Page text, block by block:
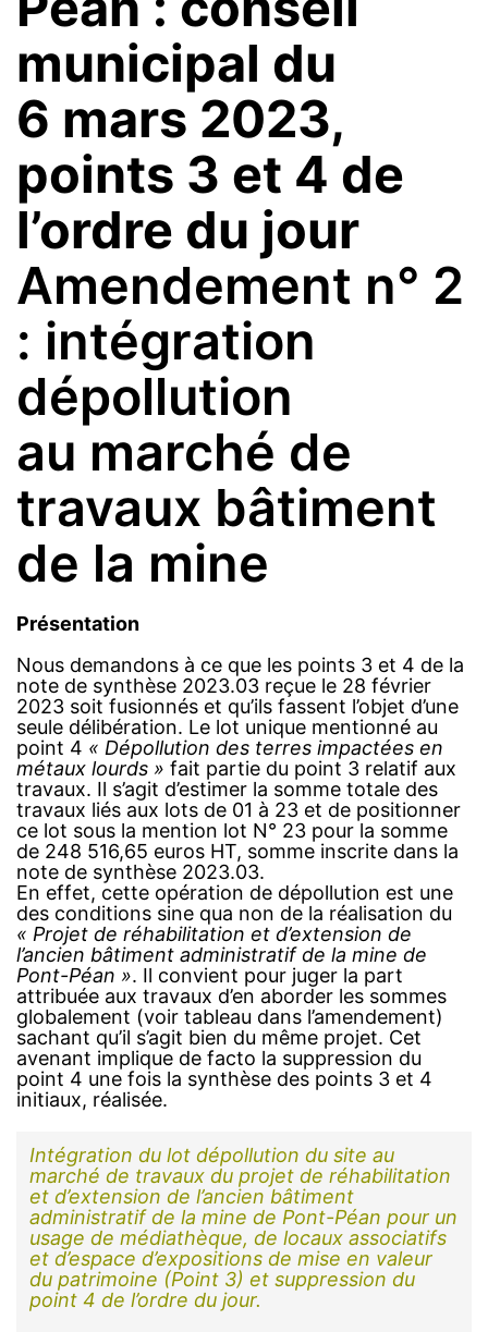
municipal du
6 mars 2023,
points 3 et 4 de
l’ordre du jour
Amendement n° 2
: intégration
dépollution
au marché de
travaux bâtiment
de la mine
Présentation
Nous demandons à ce que les points 3 et 4 de la
note de synthèse 2023.03 reçue le 28 février
2023 soit fusionnés et qu’ils fassent l’objet d’une
seule délibération. Le lot unique mentionné au
point 4 « Dépollution des terres impactées en
métaux lourds » fait partie du point 3 relatif aux
travaux. Il s’agit d’estimer la somme totale des
travaux liés aux lots de 01 à 23 et de positionner
ce lot sous la mention lot N° 23 pour la somme
de 248 516,65 euros HT, somme inscrite dans la
note de synthèse 2023.03.
En effet, cette opération de dépollution est une
des conditions sine qua non de la réalisation du
« Projet de réhabilitation et d’extension de
l’ancien bâtiment administratif de la mine de
Pont-Péan ». Il convient pour juger la part
attribuée aux travaux d’en aborder les sommes
globalement (voir tableau dans l’amendement)
sachant qu’il s’agit bien du même projet. Cet
avenant implique de facto la suppression du
point 4 une fois la synthèse des points 3 et 4
initiaux, réalisée.
Intégration du lot dépollution du site au
marché de travaux du projet de réhabilitation
et d’extension de l’ancien bâtiment
administratif de la mine de Pont-Péan pour un
usage de médiathèque, de locaux associatifs
et d’espace d’expositions de mise en valeur
du patrimoine (Point 3) et suppression du
point 4 de l’ordre du jour.